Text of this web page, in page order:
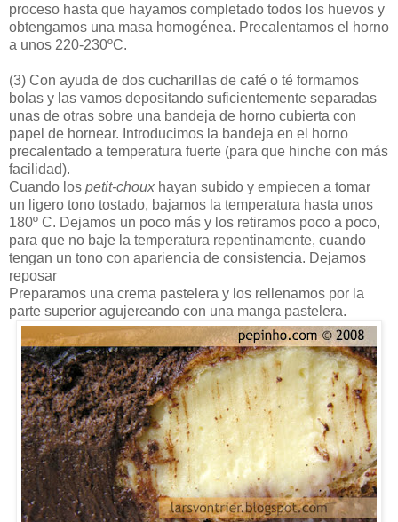
proceso hasta que hayamos completado todos los huevos y
obtengamos una masa homogénea. Precalentamos el horno
a unos 220-230ºC.
(3) Con ayuda de dos cucharillas de café o té formamos
bolas y las vamos depositando suficientemente separadas
unas de otras sobre una bandeja de horno cubierta con
papel de hornear. Introducimos la bandeja en el horno
precalentado a temperatura fuerte (para que hinche con más
facilidad).
Cuando los petit-choux hayan subido y empiecen a tomar
un ligero tono tostado, bajamos la temperatura hasta unos
180º C. Dejamos un poco más y los retiramos poco a poco,
para que no baje la temperatura repentinamente, cuando
tengan un tono con apariencia de consistencia. Dejamos
reposar
Preparamos una crema pastelera y los rellenamos por la
parte superior agujereando con una manga pastelera.